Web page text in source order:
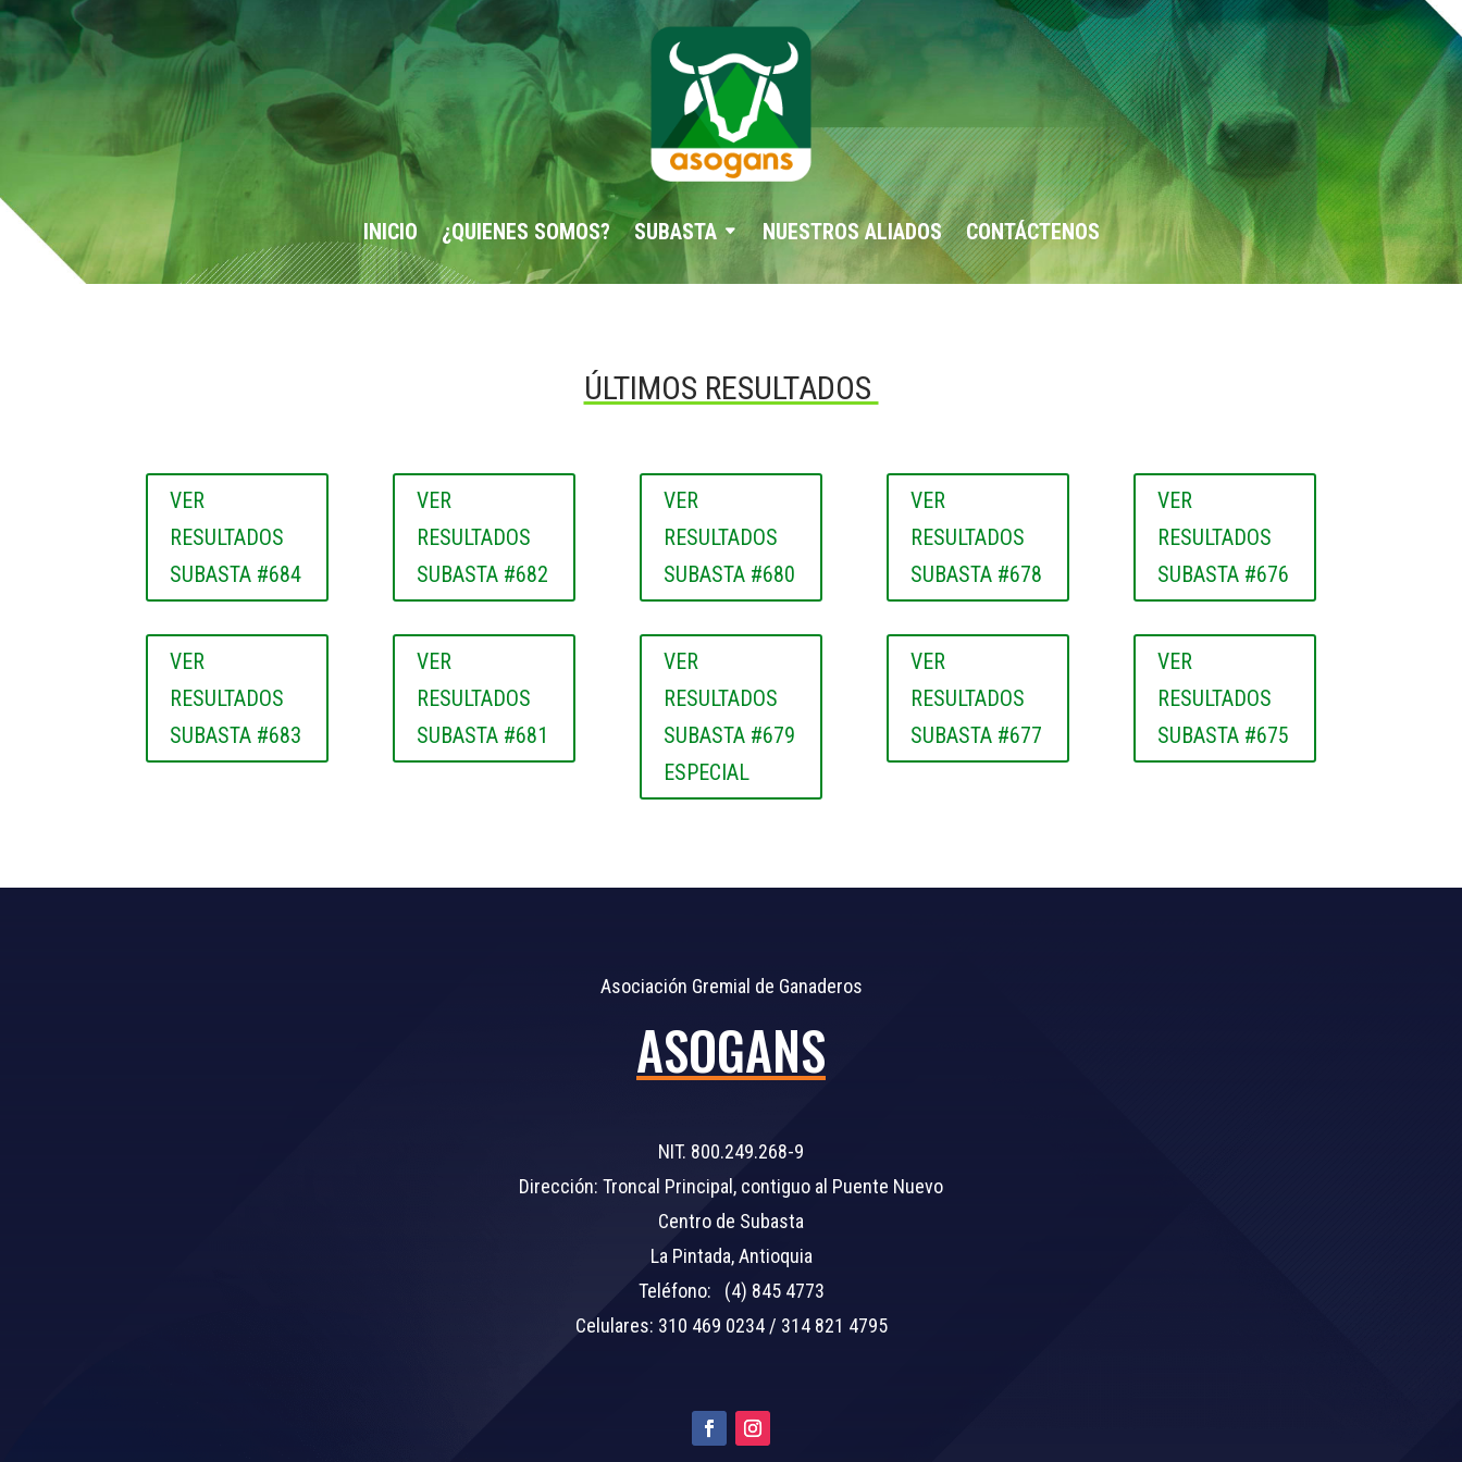
INICIO ¿QUIENES SOMOS? SUBASTA NUESTROS ALIADOS CONTÁCTENOS
ÚLTIMOS RESULTADOS
VER
RESULTADOS
SUBASTA #684
VER
RESULTADOS
SUBASTA #683
VER
RESULTADOS
SUBASTA #682
VER
RESULTADOS
SUBASTA #681
VER
RESULTADOS
SUBASTA #680
VER
RESULTADOS
SUBASTA #679
ESPECIAL
VER
RESULTADOS
SUBASTA #678
VER
RESULTADOS
SUBASTA #677
VER
RESULTADOS
SUBASTA #676
VER
RESULTADOS
SUBASTA #675
Asociación Gremial de Ganaderos
ASOGANS
NIT. 800.249.268-9
Dirección: Troncal Principal, contiguo al Puente Nuevo
Centro de Subasta
La Pintada, Antioquia
Teléfono: (4) 845 4773
Celulares: 310 469 0234 / 314 821 4795